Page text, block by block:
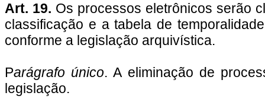
Art. 19. Os processos eletrônicos serão
classificação e a tabela de
conforme a legislação arquivística.
Parágrafo único. A eliminação de
legislação.